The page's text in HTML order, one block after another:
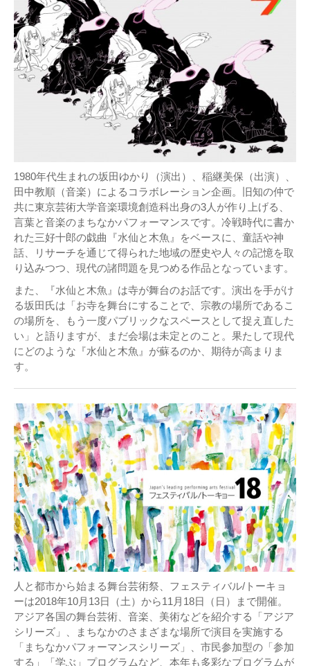
1980年代生まれの坂田ゆかり（演出）、稲継美保（出演）、
田中教順（音楽）によるコラボレーション企画。旧知の仲で
共に東京芸術大学音楽環境創造科出身の3人が作り上げる、
言葉と音楽のまちなかパフォーマンスです。冷戦時代に書か
れた三好十郎の戯曲『水仙と木魚』をベースに、童話や神
話、リサーチを通じて得られた地域の歴史や人々の記憶を取
り込みつつ、現代の諸問題を見つめる作品となっています。
また、『水仙と木魚』は寺が舞台のお話です。演出を手がけ
る坂田氏は「お寺を舞台にすることで、宗教の場所であるこ
の場所を、もう一度パブリックなスペースとして捉え直した
い」と語りますが、まだ会場は未定とのこと。果たして現代
にどのような『水仙と木魚』が蘇るのか、期待が高まりま
す。
人と都市から始まる舞台芸術祭、フェスティバル/トーキョ
ーは2018年10月13日（土）から11月18日（日）まで開催。
アジア各国の舞台芸術、音楽、美術などを紹介する「アジア
シリーズ」、まちなかのさまざまな場所で演目を実施する
「まちなかパフォーマンスシリーズ」、市民参加型の「参加
する」「学ぶ」プログラムなど、本年も多彩なプログラムが